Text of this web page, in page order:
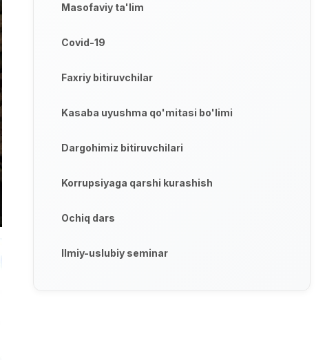
Masofaviy ta'lim
Covid-19
Faxriy bitiruvchilar
Kasaba uyushma qo'mitasi bo'limi
Dargohimiz bitiruvchilari
Korrupsiyaga qarshi kurashish
Ochiq dars
Ilmiy-uslubiy seminar